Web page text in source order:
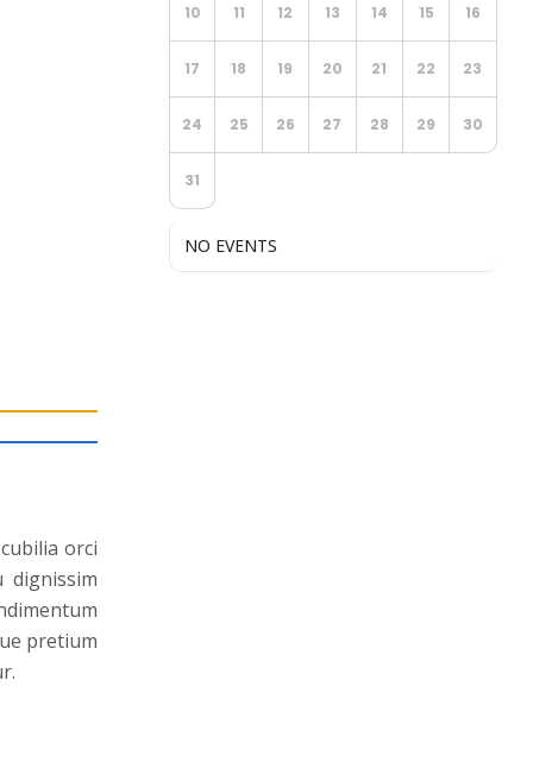
orci
dignissim
pretium
10 11 12 13 14 15 16
17 18 19 20 21 22 23
24 25 26 27 28 29 30
31
NO EVENTS